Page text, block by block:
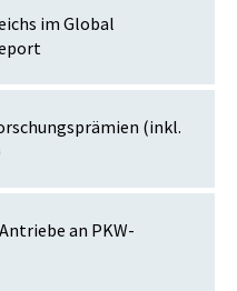
im Global
(inkl.
an PKW-